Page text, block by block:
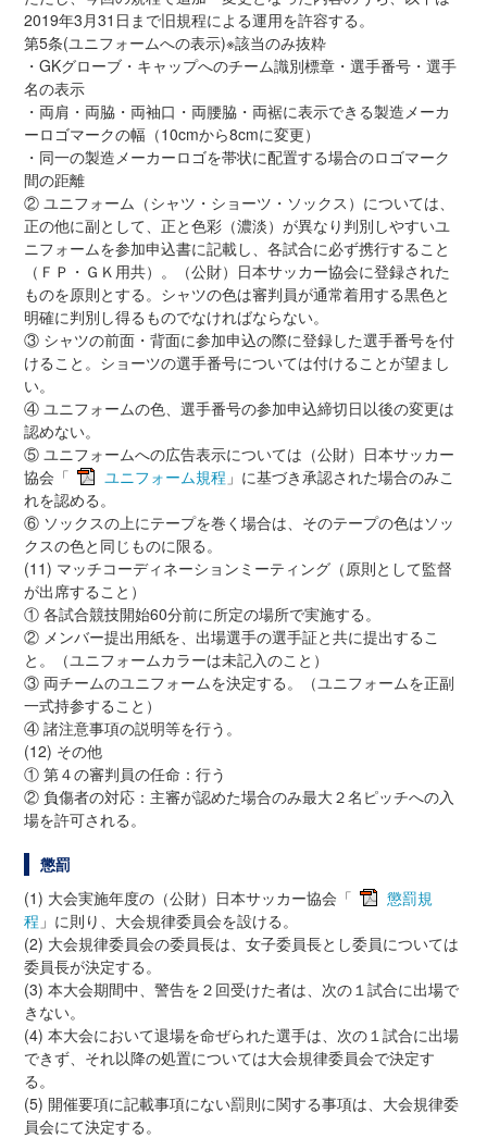
2019年3月31日まで旧規程による運用を許容する。
第5条(ユニフォームへの表示)※該当のみ抜粋
・GKグローブ・キャップへのチーム識別標章・選手番号・選手
名の表示
・両肩・両脇・両袖口・両腰脇・両裾に表示できる製造メーカ
ーロゴマークの幅（10cmから8cmに変更）
・同一の製造メーカーロゴを帯状に配置する場合のロゴマーク
間の距離
② ユニフォーム（シャツ・ショーツ・ソックス）については、
正の他に副として、正と色彩（濃淡）が異なり判別しやすいユ
ニフォームを参加申込書に記載し、各試合に必ず携行すること
（ＦＰ・ＧＫ用共）。（公財）日本サッカー協会に登録された
ものを原則とする。シャツの色は審判員が通常着用する黒色と
明確に判別し得るものでなければならない。
③ シャツの前面・背面に参加申込の際に登録した選手番号を付
けること。ショーツの選手番号については付けることが望まし
い。
④ ユニフォームの色、選手番号の参加申込締切日以後の変更は
認めない。
⑤ ユニフォームへの広告表示については（公財）日本サッカー
協会「
ユニフォーム規程 」に基づき承認された場合のみこ
れを認める。
⑥ ソックスの上にテープを巻く場合は、そのテープの色はソッ
クスの色と同じものに限る。
(11) マッチコーディネーションミーティング（原則として監督
が出席すること）
① 各試合競技開始60分前に所定の場所で実施する。
② メンバー提出用紙を、出場選手の選手証と共に提出するこ
と。（ユニフォームカラーは未記入のこと）
③ 両チームのユニフォームを決定する。（ユニフォームを正副
一式持参すること）
④ 諸注意事項の説明等を行う。
(12) その他
① 第４の審判員の任命：行う
② 負傷者の対応：主審が認めた場合のみ最大２名ピッチへの入
場を許可される。
懲罰
(1) 大会実施年度の（公財）日本サッカー協会「
懲罰規
程 」に則り、大会規律委員会を設ける。
(2) 大会規律委員会の委員長は、女子委員長とし委員については
委員長が決定する。
(3) 本大会期間中、警告を２回受けた者は、次の１試合に出場で
きない。
(4) 本大会において退場を命ぜられた選手は、次の１試合に出場
できず、それ以降の処置については大会規律委員会で決定す
る。
(5) 開催要項に記載事項にない罰則に関する事項は、大会規律委
員会にて決定する。